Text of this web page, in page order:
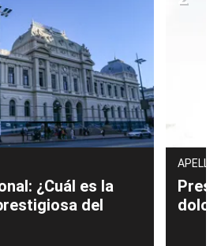
¿Cuál es la
del
dolor